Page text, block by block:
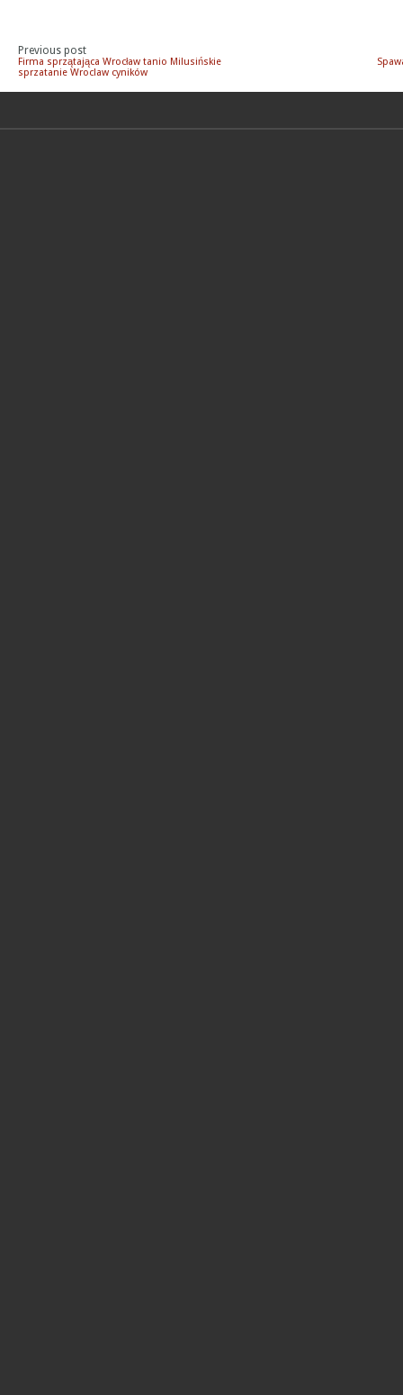
Previous post
Firma sprzątająca Wrocław tanio Milusińskie
sprzatanie Wroclaw cyników